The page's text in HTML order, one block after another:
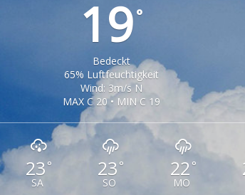
19°
Bedeckt
65% Luftfeuchtigkeit
Wind: 3m/s N
MAX C 20 • MIN C 19
23 °
SA
23 °
SO
22 °
MO